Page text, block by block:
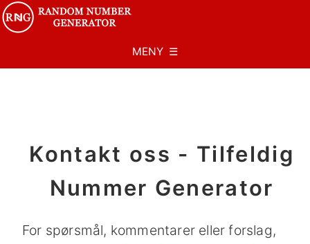
MENY ☰
Kontakt oss - Tilfeldig
Nummer Generator
For spørsmål, kommentarer eller forslag,